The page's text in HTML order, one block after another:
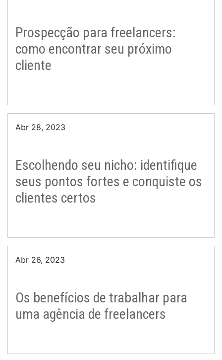
Prospecção para freelancers:
como encontrar seu próximo
cliente
Abr 28, 2023
Escolhendo seu nicho: identifique
seus pontos fortes e conquiste os
clientes certos
Abr 26, 2023
Os benefícios de trabalhar para
uma agência de freelancers